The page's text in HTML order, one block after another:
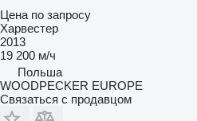
Цена по запросу
Харвестер
2013
19 200 м/ч
Польша
WOODPECKER EUROPE
Связаться с продавцом